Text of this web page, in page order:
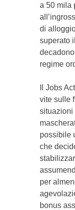
a 50 mila
di
superato
regime
Il Jobs
vite sulle
situazioni
possibile
che
per
bonus